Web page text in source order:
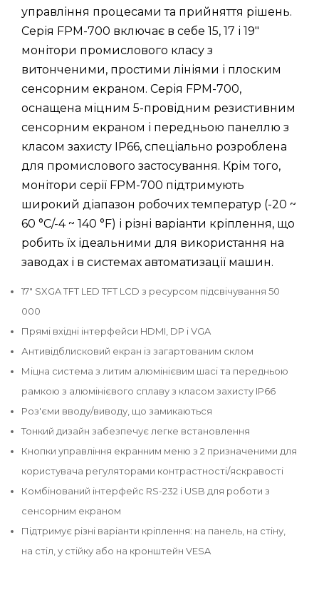
управління процесами та прийняття рішень.
Серія FPM-700 включає в себе 15, 17 і 19"
монітори промислового класу з
витонченими, простими лініями і плоским
сенсорним екраном. Серія FPM-700,
оснащена міцним 5-провідним резистивним
сенсорним екраном і передньою панеллю з
класом захисту IP66, спеціально розроблена
для промислового застосування. Крім того,
монітори серії FPM-700 підтримують
широкий діапазон робочих температур (-20 ~
60 °C/-4 ~ 140 °F) і різні варіанти кріплення, що
робить їх ідеальними для використання на
заводах і в системах автоматизації машин.
17" SXGA TFT LED TFT LCD з ресурсом підсвічування 50
000
Прямі вхідні інтерфейси HDMI, DP і VGA
Антивідблисковий екран із загартованим склом
Міцна система з литим алюмінієвим шасі та передньою
рамкою з алюмінієвого сплаву з класом захисту IP66
Роз'єми вводу/виводу, що замикаються
Тонкий дизайн забезпечує легке встановлення
Кнопки управління екранним меню з 2 призначеними для
користувача регуляторами контрастності/яскравості
Комбінований інтерфейс RS-232 і USB для роботи з
сенсорним екраном
Підтримує різні варіанти кріплення: на панель, на стіну,
на стіл, у стійку або на кронштейн VESA